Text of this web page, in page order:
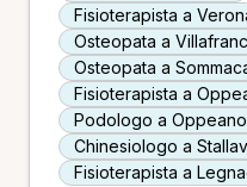
Fisioterapista a
Osteopata a
Osteopata a
Fisioterapista a
Podologo a Oppeano
Chinesiologo a
Fisioterapista a